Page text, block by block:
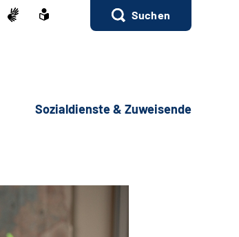
Suchen
Sozialdienste & Zuweisende